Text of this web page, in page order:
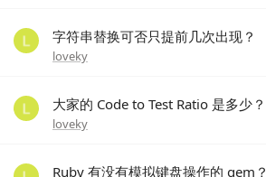
字符串替换可否只提前几次出现？
loveky
大家的 Code to Test Ratio 是多少？
loveky
Ruby 有没有模拟键盘操作的 gem？